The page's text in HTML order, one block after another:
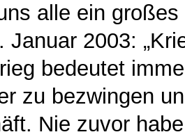
alle ein
Januar 2003:
bedeutet
zu bezwingen
Nie zuvor